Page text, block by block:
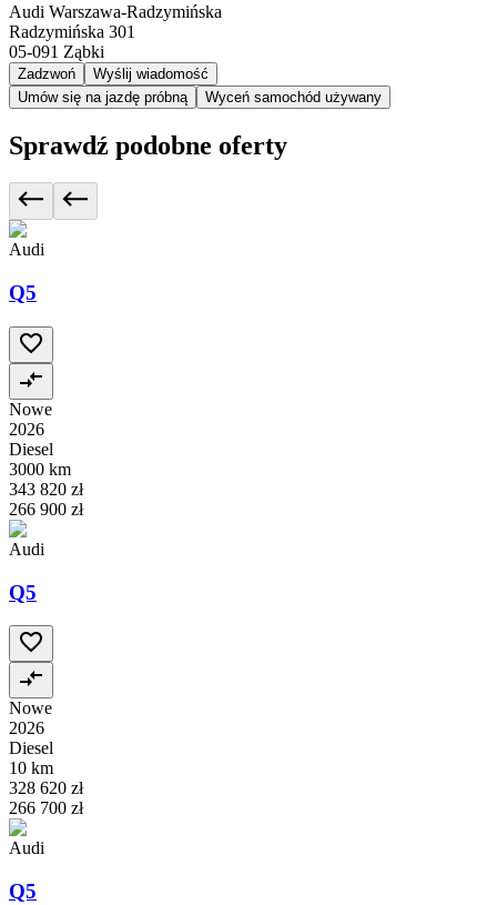
Audi Warszawa-Radzymińska
Radzymińska 301
05-091 Ząbki
Zadzwoń
Wyślij wiadomość
Umów się na jazdę próbną
Wyceń samochód używany
Sprawdź podobne oferty
Audi
Q5
Nowe
2026
Diesel
3000 km
343 820 zł
266 900 zł
Audi
Q5
Nowe
2026
Diesel
10 km
328 620 zł
266 700 zł
Audi
Q5